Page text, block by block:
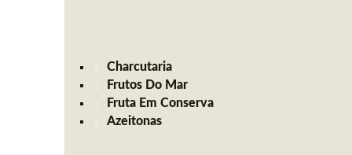
Charcutaria
Frutos Do Mar
Fruta Em Conserva
Azeitonas